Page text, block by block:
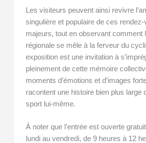
Les visiteurs peuvent ainsi revivre
singulière et populaire de ces
majeurs, tout en observant comment
régionale se mêle à la ferveur du
exposition est une invitation à
pleinement de cette mémoire
moments d’émotions et d’images
racontent une histoire bien plus large
sport lui-même.
À noter que l’entrée est ouverte
lundi au vendredi, de 9 heures à 12